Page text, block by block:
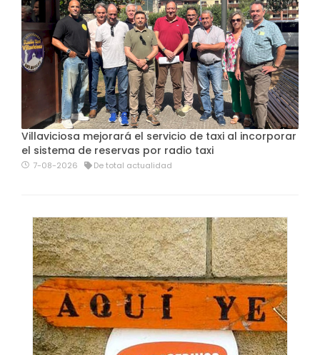
Villaviciosa mejorará el servicio de taxi al incorporar
el sistema de reservas por radio taxi
7-08-2026 De total actualidad